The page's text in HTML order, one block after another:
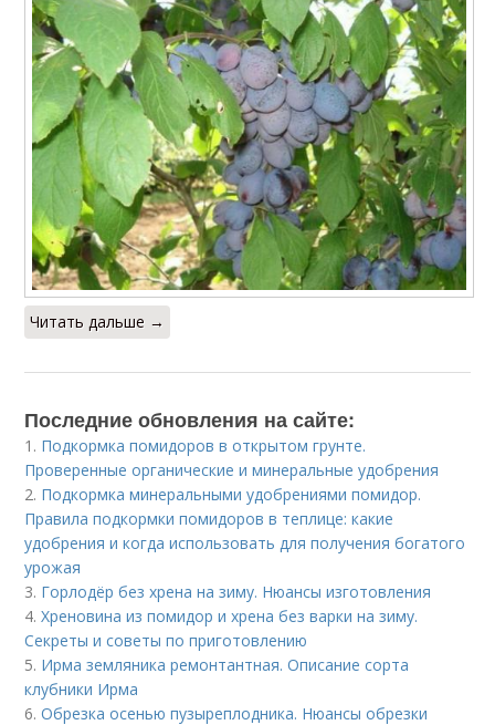
Читать дальше →
Последние обновления на сайте:
1. Подкормка помидоров в открытом грунте.
Проверенные органические и минеральные удобрения
2. Подкормка минеральными удобрениями помидор.
Правила подкормки помидоров в теплице: какие
удобрения и когда использовать для получения богатого
урожая
3. Горлодёр без хрена на зиму. Нюансы изготовления
4.Хреновина из помидор и хрена без варки на зиму.
Секреты и советы по приготовлению
5. Ирма земляника ремонтантная. Описание сорта
клубники Ирма
6.Обрезка осенью пузыреплодника. Нюансы обрезки